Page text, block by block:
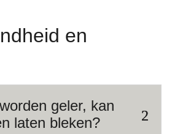
en
geler, kan
laten bleken?